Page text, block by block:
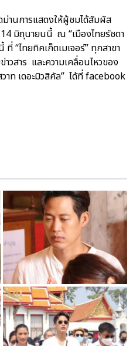
ม่านการแสดงให้ผู้ชมได้สัมผัส
มิถุนายนนี้ ณ “เมืองไทยรัชดา
“ไทยทิคเก็ตเมเจอร์” ทุกสาขา
วสาร และความเคลื่อนไหวของ
ท เดอะมิวสิคัล” ได้ที่ facebook